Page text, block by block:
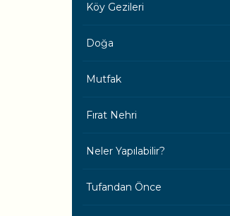
Köy Gezileri
Doğa
Mutfak
Fırat Nehri
Neler Yapılabilir?
Tufandan Önce